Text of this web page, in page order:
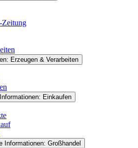
Erzeugen & Verarbeiten
Einkaufen
Informationen: Großhandel